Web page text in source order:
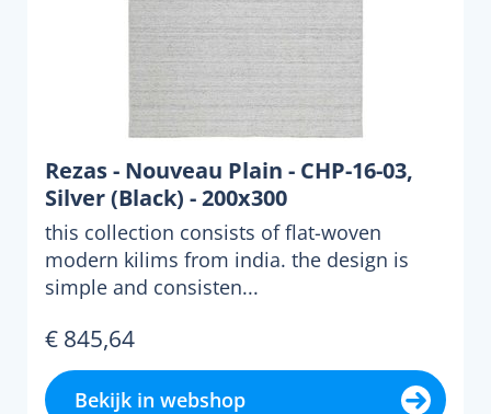
Rezas - Nouveau Plain - CHP-16-03,
Silver (Black) - 200x300
this collection consists of flat-woven
modern kilims from india. the design is
simple and consisten...
€ 845,64
Bekijk in webshop